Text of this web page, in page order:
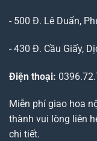
- 500 Đ. Lê Duẩn,
- 430 Đ. Cầu Giấy,
Điện thoại:
Miễn phí giao hoa
thành vui lòng liên
chi tiết.